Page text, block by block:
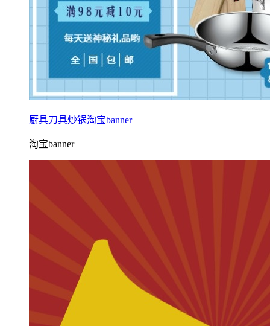
厨具刀具炒锅淘宝banner
淘宝banner